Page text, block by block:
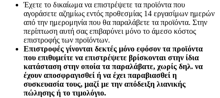
Έχετε το δικαίωμα να επιστρέψετε τα προϊόντα που
αγοράσετε αζημίως εντός προθεσμίας 14 εργασίμων ημερών
από την ημερομηνία που θα παραλάβετε τα προϊόντα. Στην
περίπτωση αυτή σας επιβαρύνει μόνο το άμεσο κόστος
επιστροφής των προϊόντων.
Επιστροφές γίνονται δεκτές μόνο εφόσον τα προϊόντα
που επιθυμείτε να επιστρέψετε βρίσκονται στην ίδια
κατάσταση στην οποία τα παραλάβατε, χωρίς δηλ. να
έχουν αποσφραγισθεί ή να έχει παραβιασθεί η
συσκευασία τους, μαζί με την απόδειξη λιανικής
πώλησης ή το τιμολόγιο.